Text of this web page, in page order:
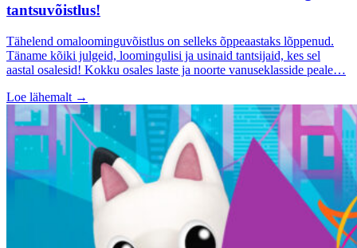
tantsuvõistlus!
Tähelend omaloominguvõistlus on selleks õppeaastaks lõppenud.
Täname kõiki julgeid, loomingulisi ja usinaid tantsijaid, kes sel
aastal osalesid! Kokku osales laste ja noorte vanuseklasside peale…
Loe lähemalt →